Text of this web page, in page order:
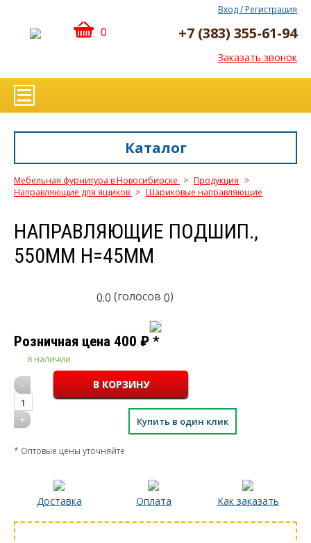
0
Вход / Регистрация
+7 (383) 355-61-94
Заказать звонок
Каталог
Мебельная фурнитура в Новосибирске > Продукция >
Направляющие для ящиков > Шариковые направляющие
НАПРАВЛЯЮЩИЕ ПОДШИП.,
550ММ Н=45ММ
0.0 (голосов 0)
Розничная цена 400 ₽ *
в наличии
-
1
+
Купить в один клик
* Оптовые цены уточняйте
Доставка Оплата Как заказать